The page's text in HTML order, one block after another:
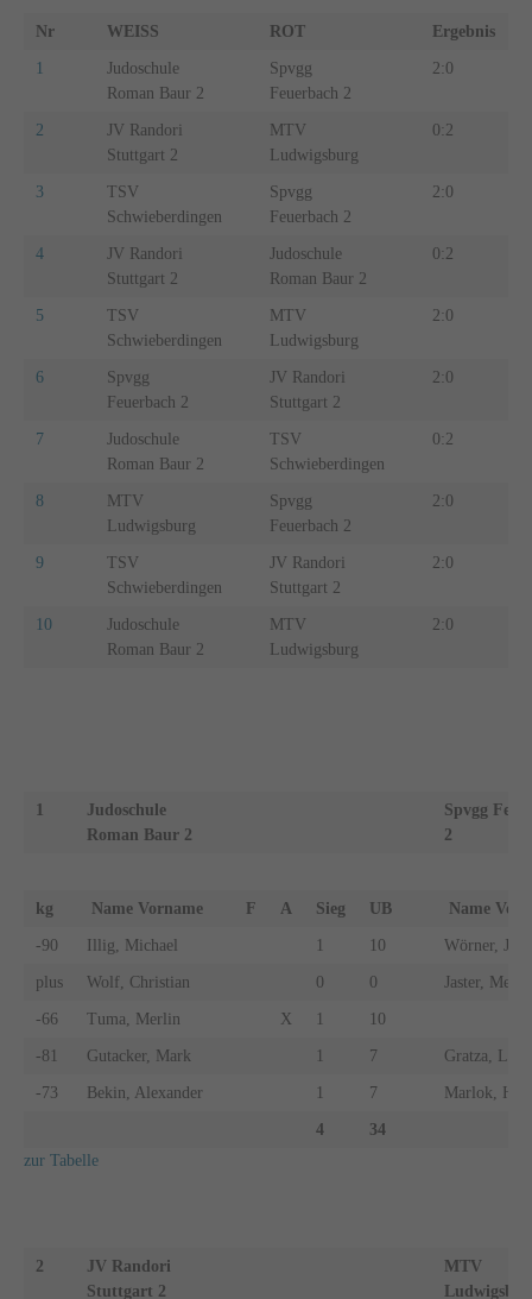
Nr WEISS ROT Ergebnis
1
Judoschule
Roman Baur 2
Spvgg
Feuerbach 2
2:0
2
JV Randori
Stuttgart 2
MTV
Ludwigsburg
0:2
3
TSV
Schwieberdingen
Spvgg
Feuerbach 2
2:0
4
JV Randori
Stuttgart 2
Judoschule
Roman Baur 2
0:2
5
TSV
Schwieberdingen
MTV
Ludwigsburg
2:0
6
Spvgg
Feuerbach 2
JV Randori
Stuttgart 2
2:0
7
Judoschule
Roman Baur 2
TSV
Schwieberdingen
0:2
8
MTV
Ludwigsburg
Spvgg
Feuerbach 2
2:0
9
TSV
Schwieberdingen
JV Randori
Stuttgart 2
2:0
10
Judoschule
Roman Baur 2
MTV
Ludwigsburg
2:0
1
Judoschule
Roman Baur 2
Spvgg
2
kg Name Vorname F A Sieg UB Name
-90 Illig, Michael 1 10 Wörner, Joel
plus Wolf, Christian 0 0 Jaster, Mert
-66 Tuma, Merlin X 1 10
-81 Gutacker, Mark 7 Gratza, Leon
-73 Bekin, Alexander 1 7 Marlok,
4
34
zur Tabelle
2
JV Randori
Stuttgart 2
MTV